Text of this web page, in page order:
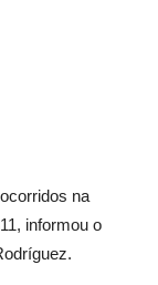
na
informou o